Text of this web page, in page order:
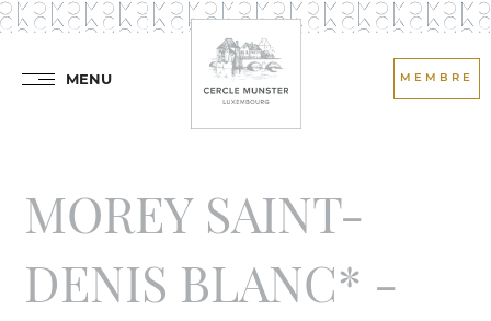
MENU MEMBRE
MOREY SAINT-
DENIS BLANC* -